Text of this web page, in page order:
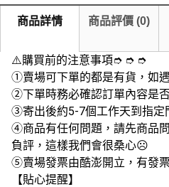
商品詳情 商品評價 (0)
⚠️購買前的注意事項➮ ➮ ➮
➀賣場可下單的都是有貨，如
➁下單時務必確認訂單內容是
➂寄出後約5-7個工作天到指定
➃商品有任何問題，請先商品
負評，這樣我們會很桑心☹
➄賣場發票由酷澎開立，有發
【貼心提醒】